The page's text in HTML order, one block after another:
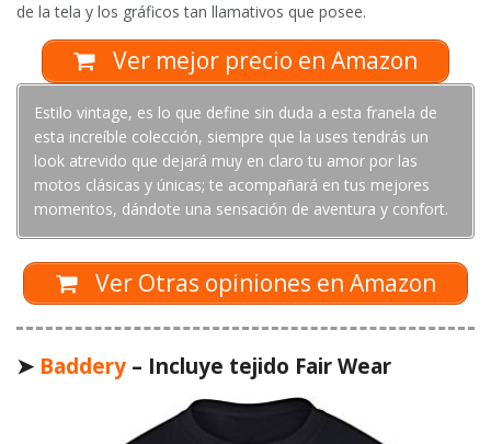
de la tela y los gráficos tan llamativos que posee.
Ver mejor precio en Amazon
Estilo vintage, es lo que define sin duda a esta franela de
esta increíble colección, siempre que la uses tendrás un
look atrevido que dejará muy en claro tu amor por las
motos clásicas y únicas; te acompañará en tus mejores
momentos, dándote una sensación de aventura y confort.
Ver Otras opiniones en Amazon
➤ Baddery – Incluye tejido Fair Wear